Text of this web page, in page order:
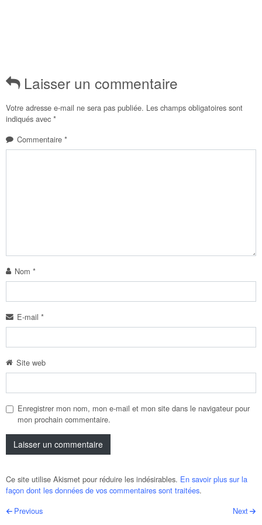
Laisser un commentaire
Votre adresse e-mail ne sera pas publiée. Les champs obligatoires sont
indiqués avec *
Commentaire *
Nom *
E-mail *
Site web
Enregistrer mon nom, mon e-mail et mon site dans le navigateur pour
mon prochain commentaire.
Ce site utilise Akismet pour réduire les indésirables. En savoir plus sur la
façon dont les données de vos commentaires sont traitées.
Post navigation
Previous Next